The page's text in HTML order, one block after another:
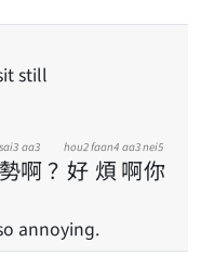
still
勢
sai3
啊
aa3
？ 好
hou2
煩
faan4
啊
aa3
你
nei5
annoying.